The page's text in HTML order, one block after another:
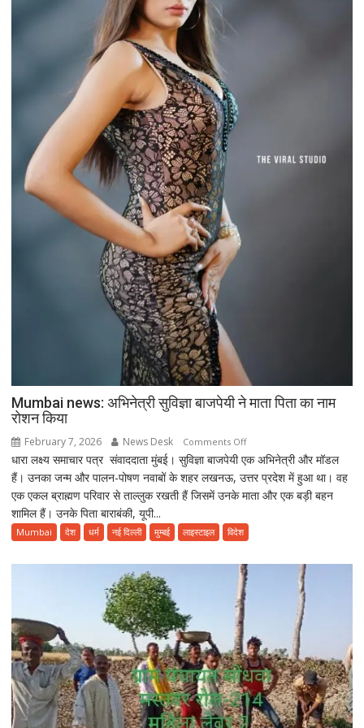
Mumbai news: अभिनेत्री सुविज्ञा बाजपेयी ने माता पिता का नाम
रोशन किया
February 7, 2026 News Desk Comments Offon
Mumbai
news:
अभिनेत्री
माता
पिता
का
रोशन
किया
धारा लक्ष्य समाचार पत्र संवाददाता मुंबई। सुविज्ञा बाजपेयी एक अभिनेत्री और मॉडल
हैं। उनका जन्म और पालन-पोषण नवाबों के शहर लखनऊ, उत्तर प्रदेश में हुआ था। वह
एक एकल ब्राह्मण परिवार से ताल्लुक रखती हैं जिसमें उनके माता और एक बड़ी बहन
शामिल हैं। उनके पिता बाराबंकी, यूपी...
Mumbai देश धर्म नई दिल्ली मुम्बई लाइस्टाइल विदेश